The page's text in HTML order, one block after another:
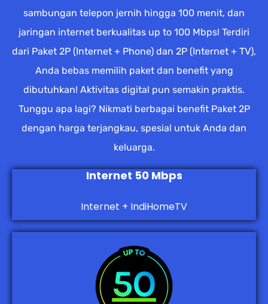
sambungan telepon jernih hingga 100 menit, dan
jaringan internet berkualitas up to 100 Mbps! Terdiri
dari Paket 2P (Internet + Phone) dan 2P (Internet + TV),
Anda bebas memilih paket dan benefit yang
dibutuhkan! Aktivitas digital pun semakin praktis.
Tunggu apa lagi? Nikmati berbagai benefit Paket 2P
dengan harga terjangkau, spesial untuk Anda dan
keluarga.
Internet 50 Mbps
Internet + IndiHomeTV